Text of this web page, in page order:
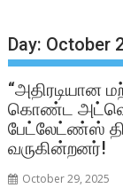
Day: October
“அதிரடியான
கொண்ட
பேட்லேட்ண்ஸ்
வருகின்றனர்!
October 29, 2025